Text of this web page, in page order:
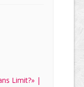
Limit?» |